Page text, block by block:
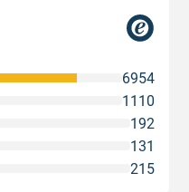
215
131
192
1110
6954